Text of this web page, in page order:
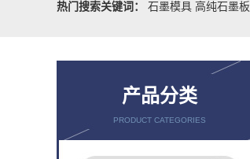
热门搜索关键词：
石墨模具 高纯石墨板
产品分类
PRODUCT CATEGORIES